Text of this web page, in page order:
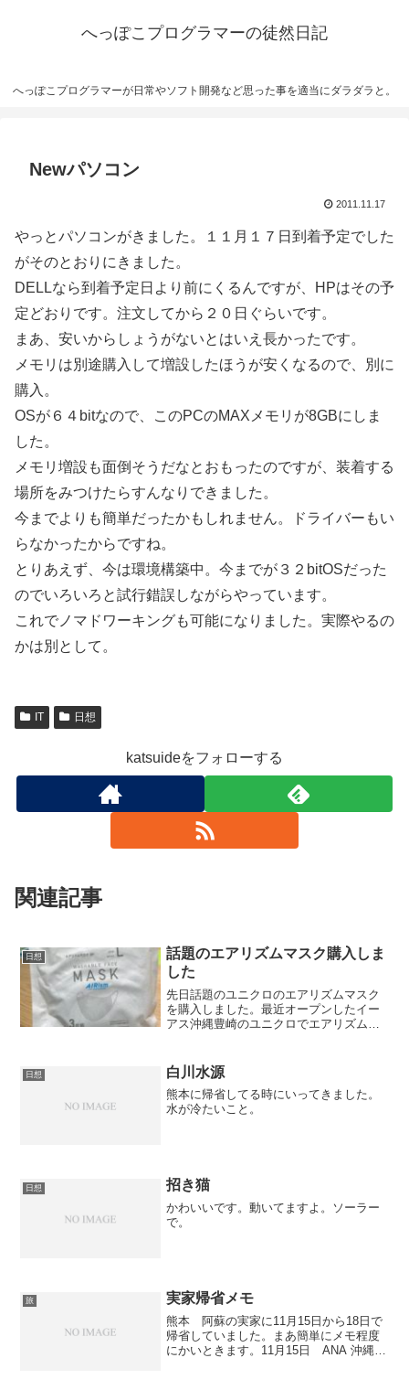
へっぽこプログラマーの徒然日記
へっぽこプログラマーが日常やソフト開発など思った事を適当にダラダラと。
Newパソコン
2011.11.17
やっとパソコンがきました。１１月１７日到着予定でした
がそのとおりにきました。
DELLなら到着予定日より前にくるんですが、HPはその予
定どおりです。注文してから２０日ぐらいです。
まあ、安いからしょうがないとはいえ長かったです。
メモリは別途購入して増設したほうが安くなるので、別に
購入。
OSが６４bitなので、このPCのMAXメモリが8GBにしま
した。
メモリ増設も面倒そうだなとおもったのですが、装着する
場所をみつけたらすんなりできました。
今までよりも簡単だったかもしれません。ドライバーもい
らなかったからですね。
とりあえず、今は環境構築中。今までが３２bitOSだった
のでいろいろと試行錯誤しながらやっています。
これでノマドワーキングも可能になりました。実際やるの
かは別として。
IT 日想
katsuideをフォローする
関連記事
日想
話題のエアリズムマスク購入しま
した
先日話題のユニクロのエアリズムマスク
を購入しました。最近オープンしたイー
アス沖縄豊崎のユニクロでエアリズムマ
だったので購入してみました。TVでは行
列でしたがすんなり購入...
日想 白川水源
熊本に帰省してる時にいってきました。
水が冷たいこと。
日想 招き猫
かわいいです。動いてますよ。ソーラー
で。
旅 実家帰省メモ
熊本 阿蘇の実家に11月15日から18日で
帰省していました。まあ簡単にメモ程度
にかいときます。11月15日 ANA 沖縄